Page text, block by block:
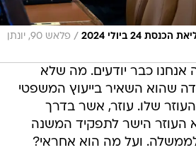
24 ביולי 2024 /
פלאש 90, יונתן
אנחנו כבר יודעים. מה שלא
שהוא השאיר בייעוץ המשפטי
שלו. עוזר, אשר בדרך
העוזר הישר לתפקיד המשנה
ועל מה הוא אחראי?